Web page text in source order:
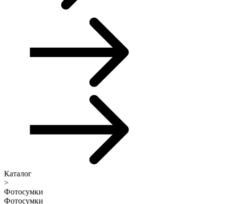
Каталог
>
Фотосумки
Фотосумки